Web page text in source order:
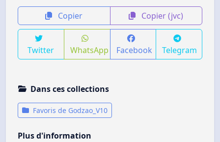
Copier Copier (jvc)
Twitter WhatsApp Facebook Telegram
Dans ces collections
Favoris de Godzao_V10
Plus d'information